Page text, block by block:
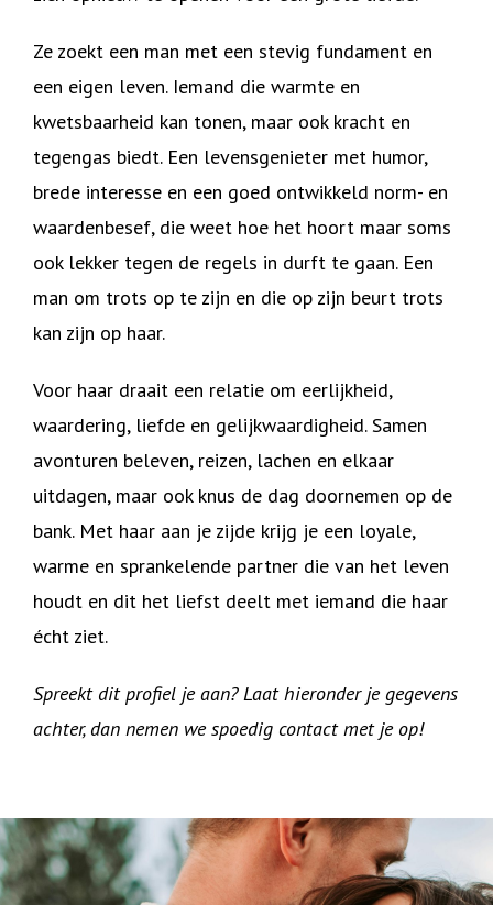
Ze zoekt een man met een stevig fundament en
een eigen leven. Iemand die warmte en
kwetsbaarheid kan tonen, maar ook kracht en
tegengas biedt. Een levensgenieter met humor,
brede interesse en een goed ontwikkeld norm- en
waardenbesef, die weet hoe het hoort maar soms
ook lekker tegen de regels in durft te gaan. Een
man om trots op te zijn en die op zijn beurt trots
kan zijn op haar.
Voor haar draait een relatie om eerlijkheid,
waardering, liefde en gelijkwaardigheid. Samen
avonturen beleven, reizen, lachen en elkaar
uitdagen, maar ook knus de dag doornemen op de
bank. Met haar aan je zijde krijg je een loyale,
warme en sprankelende partner die van het leven
houdt en dit het liefst deelt met iemand die haar
écht ziet.
Spreekt dit profiel je aan? Laat hieronder je gegevens
achter, dan nemen we spoedig contact met je op!